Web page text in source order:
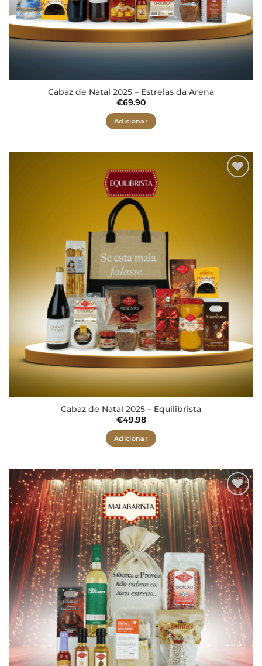
Cabaz de Natal 2025 – Estrelas da Arena
€69.90
Adicionar
Cabaz de Natal 2025 – Equilibrista
€49.98
Adicionar
Adicionar
aos meus
desejos